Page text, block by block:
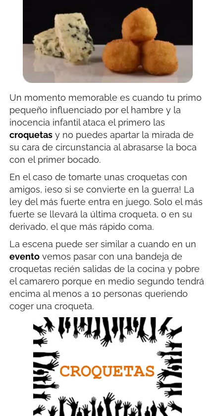
Un momento memorable es cuando tu primo
pequeño influenciado por el hambre y la
inocencia infantil ataca el primero las
croquetas y no puedes apartar la mirada de
su cara de circunstancia al abrasarse la boca
con el primer bocado.
En el caso de tomarte unas croquetas con
amigos, ¡eso si se convierte en la guerra! La
ley del más fuerte entra en juego. Solo el más
fuerte se llevará la última croqueta, o en su
derivado, el que más rápido coma.
La escena puede ser similar a cuando en un
evento vemos pasar con una bandeja de
croquetas recién salidas de la cocina y pobre
el camarero porque en medio segundo tendrá
encima al menos a 10 personas queriendo
coger una croqueta.